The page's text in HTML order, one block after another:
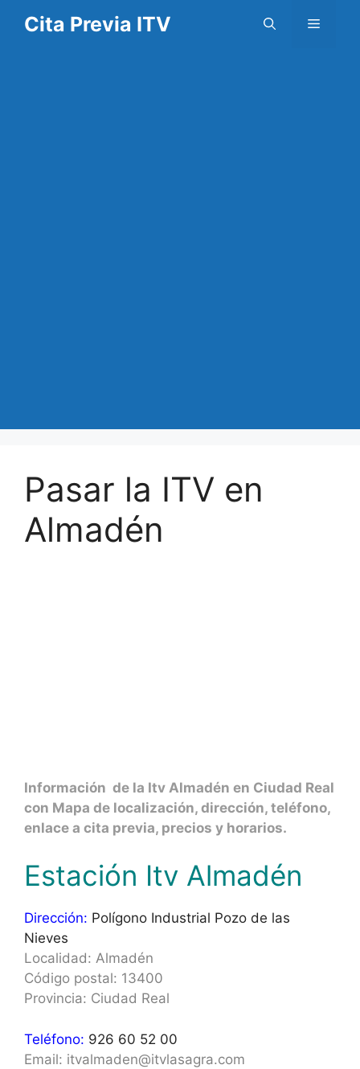
Cita Previa ITV Menú
Pasar la ITV en
Almadén
Información de la Itv Almadén en Ciudad Real
con Mapa de localización, dirección, teléfono,
enlace a cita previa, precios y horarios.
Estación Itv Almadén
Dirección: Polígono Industrial Pozo de las
Nieves
Localidad: Almadén
Código postal: 13400
Provincia: Ciudad Real
Teléfono: 926 60 52 00
Email: itvalmaden@itvlasagra.com